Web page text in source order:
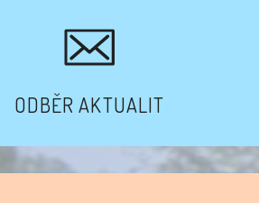
ODBĚR AKTUALIT